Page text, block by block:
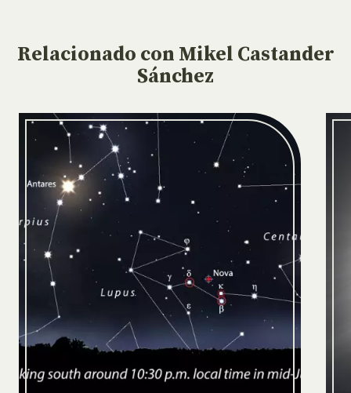
Relacionado con Mikel Castander
Sánchez